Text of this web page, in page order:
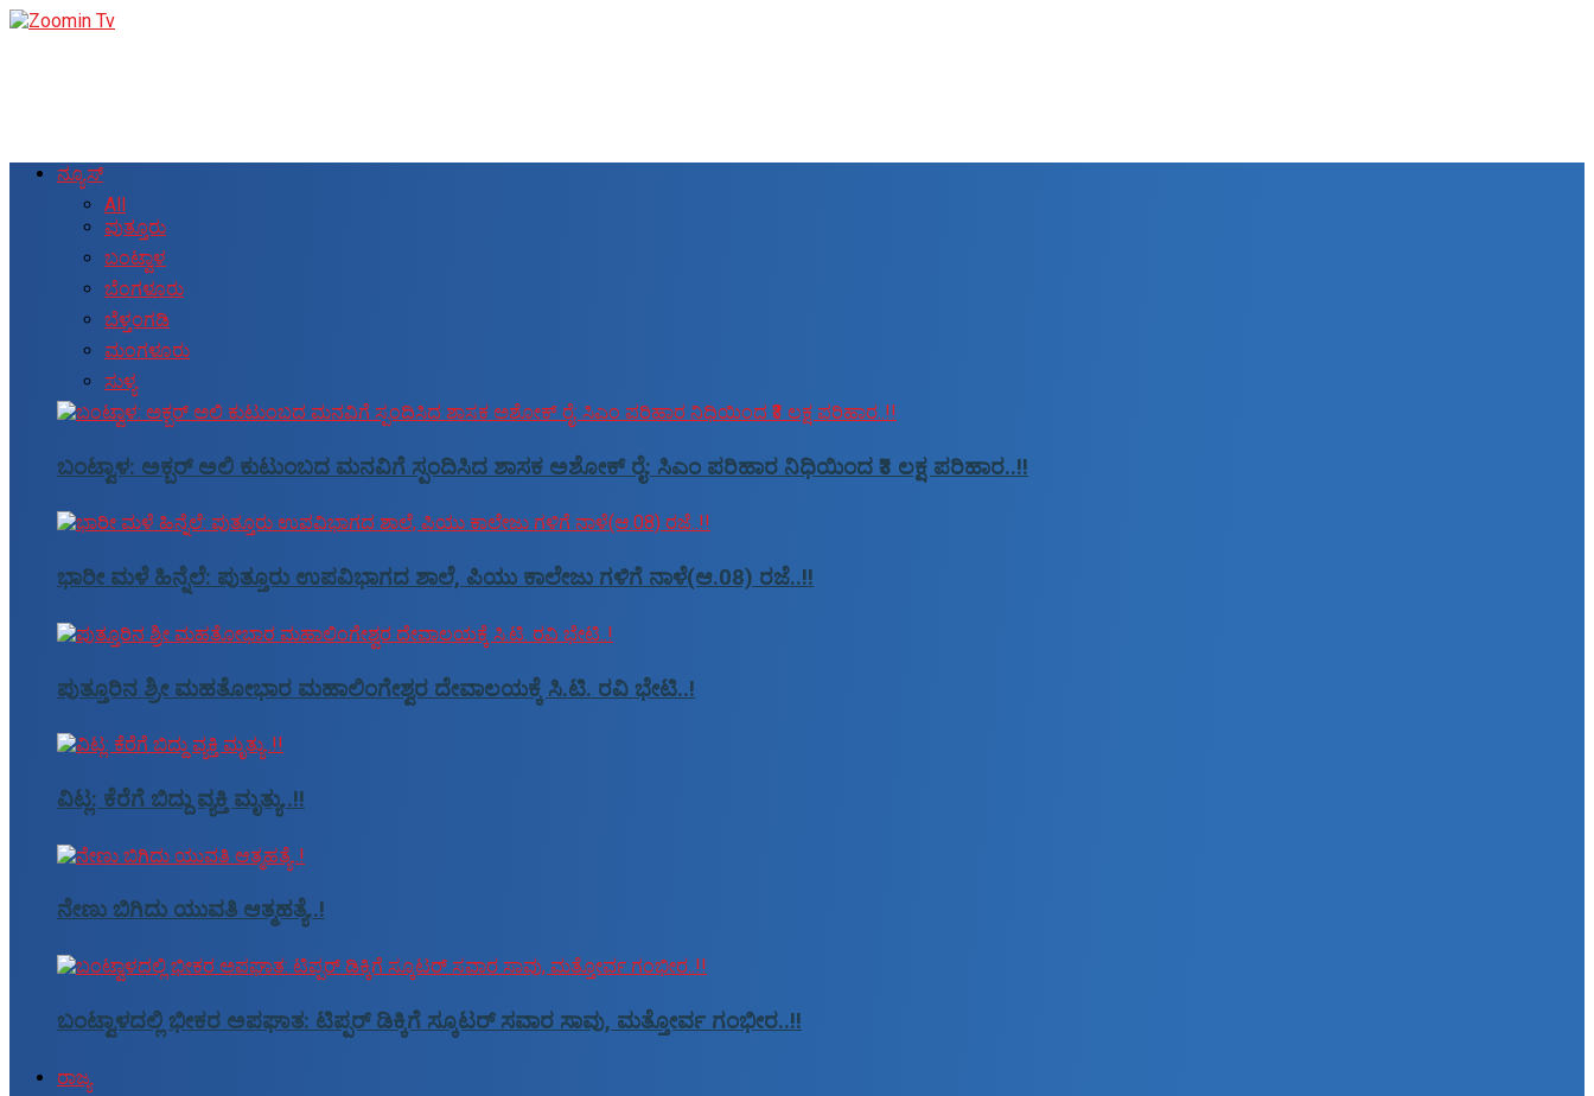
ನ್ಯೂಸ್
All
ಪುತ್ತೂರು
ಬಂಟ್ವಾಳ
ಬೆಂಗಳೂರು
ಬೆಳ್ತಂಗಡಿ
ಮಂಗಳೂರು
ಸುಳ್ಯ
ಬಂಟ್ವಾಳ: ಅಕ್ಬರ್ ಅಲಿ ಕುಟುಂಬದ ಮನವಿಗೆ ಸ್ಪಂದಿಸಿದ ಶಾಸಕ ಅಶೋಕ್ ರೈ: ಸಿಎಂ ಪರಿಹಾರ ನಿಧಿಯಿಂದ ₹3 ಲಕ್ಷ ಪರಿಹಾರ..!!
ಭಾರೀ ಮಳೆ ಹಿನ್ನೆಲೆ: ಪುತ್ತೂರು ಉಪವಿಭಾಗದ ಶಾಲೆ, ಪಿಯು ಕಾಲೇಜು ಗಳಿಗೆ ನಾಳೆ(ಆ.08) ರಜೆ..!!
ಪುತ್ತೂರಿನ ಶ್ರೀ ಮಹತೋಭಾರ ಮಹಾಲಿಂಗೇಶ್ವರ ದೇವಾಲಯಕ್ಕೆ ಸಿ.ಟಿ. ರವಿ ಭೇಟಿ..!
ವಿಟ್ಲ: ಕೆರೆಗೆ ಬಿದ್ದು ವ್ಯಕ್ತಿ ಮೃತ್ಯು..!!
ನೇಣು ಬಿಗಿದು ಯುವತಿ ಆತ್ಮಹತ್ಯೆ..!
ಬಂಟ್ವಾಳದಲ್ಲಿ ಭೀಕರ ಅಪಘಾತ: ಟಿಪ್ಪರ್ ಡಿಕ್ಕಿಗೆ ಸ್ಕೂಟರ್ ಸವಾರ ಸಾವು, ಮತ್ತೋರ್ವ ಗಂಭೀರ..!!
ರಾಜ್ಯ